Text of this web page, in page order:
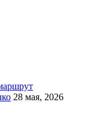
28 мая, 2026